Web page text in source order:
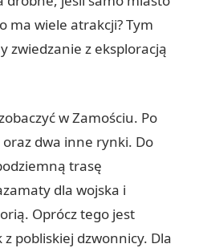
ma wiele atrakcji? Tym
zwiedzanie z eksploracją
w Zamościu. Po
dwa inne rynki. Do
trasę
dla wojska i
Oprócz tego jest
pobliskiej dzwonnicy. Dla